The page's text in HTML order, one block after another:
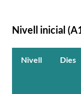
Nivell inicial
Nivell Dies